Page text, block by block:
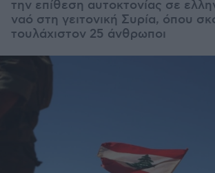
την επίθεση αυτοκτονίας σε
ναό στη γειτονική Συρία, όπου
τουλάχιστον 25 άνθρωποι